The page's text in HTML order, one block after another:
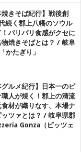
焼きそば紀行】戦後創
続く郡上八幡のソウル
！パリパリ食感がクセに
物焼きそばとは？ / 岐阜
かたぎり」
グルメ紀行】日本一のピ
職人が焼く！郡上の清流
食材が織りなす、本場ナ
ッツァとは？ / 岐阜県郡
Gonza（ピッツェ